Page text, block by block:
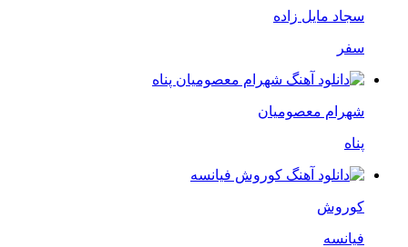
سجاد مایل زاده
سفر
شهرام معصومیان
پناه
کوروش
فیانسه